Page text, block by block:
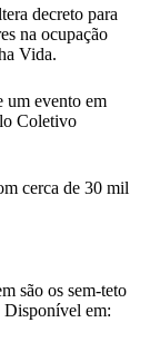
decreto para
na ocupação
Vida.
um evento em
Coletivo
cerca de 30 mil
são os sem-teto
Disponível em: